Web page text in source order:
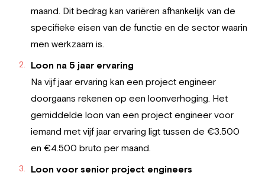
maand. Dit bedrag kan variëren afhankelijk van de
specifieke eisen van de functie en de sector waarin
men werkzaam is.
Loon na 5 jaar ervaring
Na vijf jaar ervaring kan een project engineer
doorgaans rekenen op een loonverhoging. Het
gemiddelde loon van een project engineer voor
iemand met vijf jaar ervaring ligt tussen de €3.500
en €4.500 bruto per maand.
Loon voor senior project engineers